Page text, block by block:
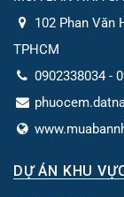
102 Phan Văn
TPHCM
0902338034 -
DỰ ÁN KHU